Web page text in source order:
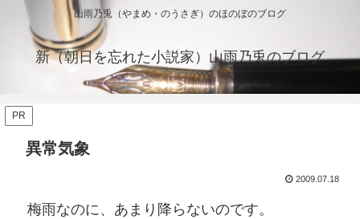
山雨乃兎（やまめ・のうさぎ）のほのぼのブログ
新（朝日を忘れた小説家）山雨乃兎のブログ
PR
異常気象
2009.07.18
梅雨なのに、あまり降らないのです。